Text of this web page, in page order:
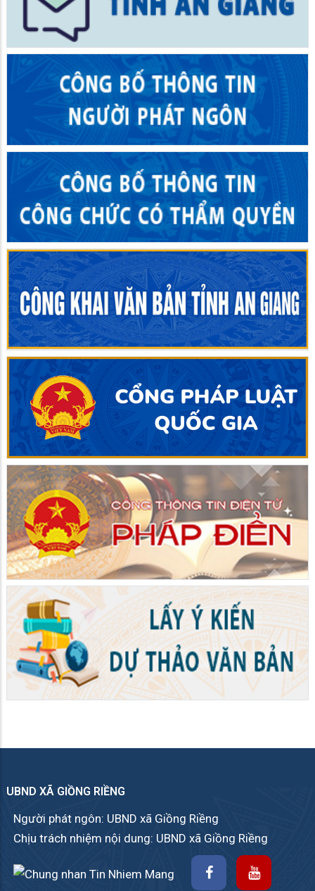
UBND XÃ GIỒNG RIỀNG
Người phát ngôn: UBND xã Giồng Riềng
Chịu trách nhiệm nội dung: UBND xã Giồng Riềng